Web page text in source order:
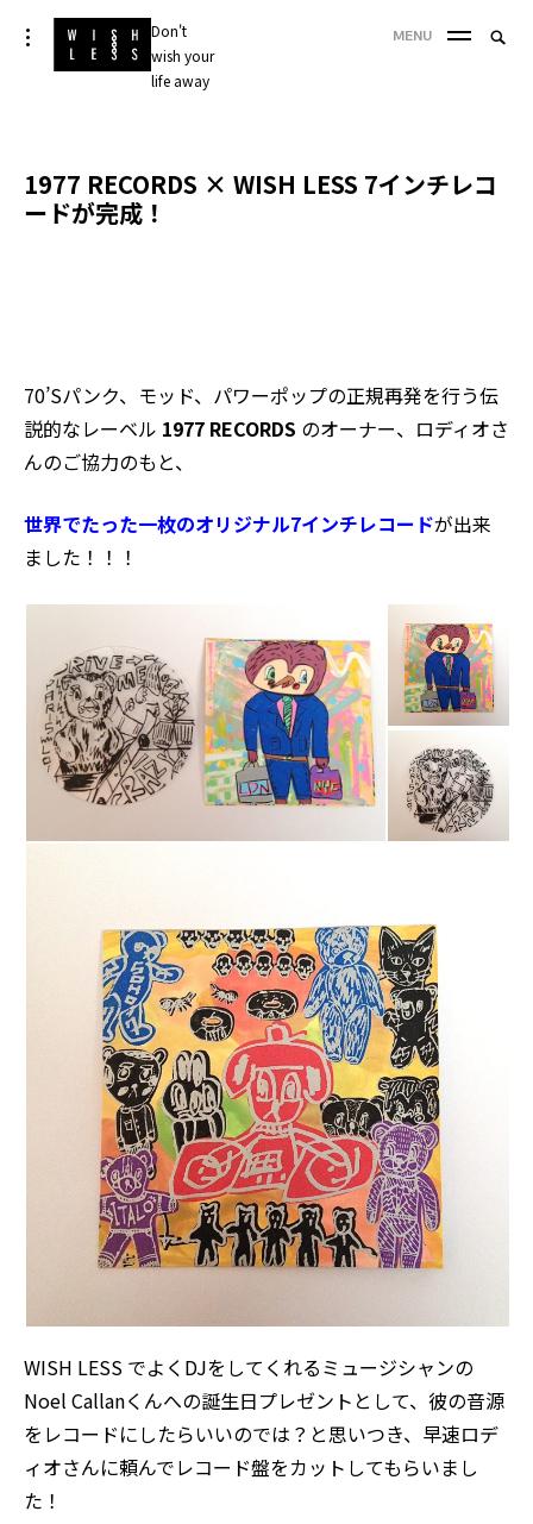
Skip
to
Don't
wish your
life away
toggle
open/close
sidebar
MENU
1977 RECORDS × WISH LESS 7インチレコ
ードが完成！
70’Sパンク、モッド、パワーポップの正規再発を行う伝
説的なレーベル 1977 RECORDS のオーナー、ロディオさ
んのご協力のもと、
世界でたった一枚のオリジナル7インチレコードが出来
ました！！！
WISH LESS でよくDJをしてくれるミュージシャンの
Noel Callanくんへの誕生日プレゼントとして、彼の音源
をレコードにしたらいいのでは？と思いつき、早速ロデ
ィオさんに頼んでレコード盤をカットしてもらいまし
た！